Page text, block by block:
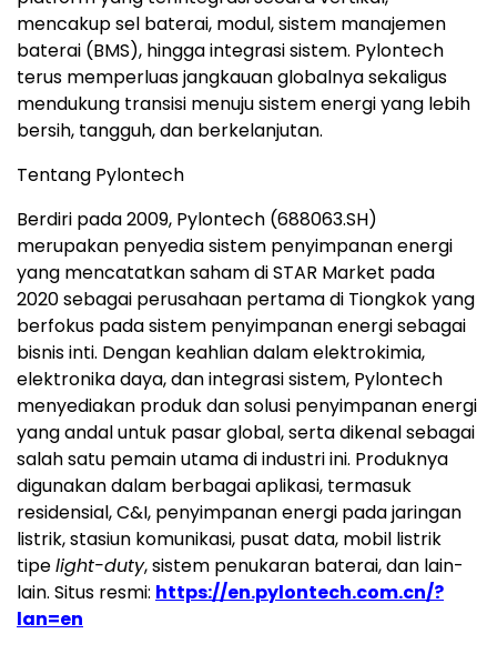
mencakup sel baterai, modul, sistem manajemen
baterai (BMS), hingga integrasi sistem. Pylontech
terus memperluas jangkauan globalnya sekaligus
mendukung transisi menuju sistem energi yang lebih
bersih, tangguh, dan berkelanjutan.
Tentang Pylontech
Berdiri pada 2009, Pylontech (688063.SH)
merupakan penyedia sistem penyimpanan energi
yang mencatatkan saham di STAR Market pada
2020 sebagai perusahaan pertama di Tiongkok yang
berfokus pada sistem penyimpanan energi sebagai
bisnis inti. Dengan keahlian dalam elektrokimia,
elektronika daya, dan integrasi sistem, Pylontech
menyediakan produk dan solusi penyimpanan energi
yang andal untuk pasar global, serta dikenal sebagai
salah satu pemain utama di industri ini. Produknya
digunakan dalam berbagai aplikasi, termasuk
residensial, C&I, penyimpanan energi pada jaringan
listrik, stasiun komunikasi, pusat data, mobil listrik
tipelight-duty, sistem penukaran baterai, dan lain-
lain. Situs resmi: https://en.pylontech.com.cn/?
lan=en